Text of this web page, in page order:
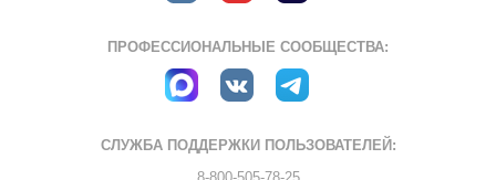
ПРОФЕССИОНАЛЬНЫЕ СООБЩЕСТВА:
СЛУЖБА ПОДДЕРЖКИ ПОЛЬЗОВАТЕЛЕЙ: